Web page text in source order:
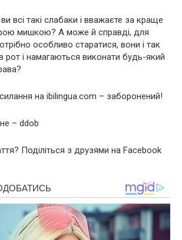
всі такі слабаки і вважаєте за краще
мишкою? А може й справді, для
особливо старатися, вони і так
рот і намагаються виконати будь-який
на ibilingua.com – заборонений!
– ddob
Поділіться з друзями на Facebook